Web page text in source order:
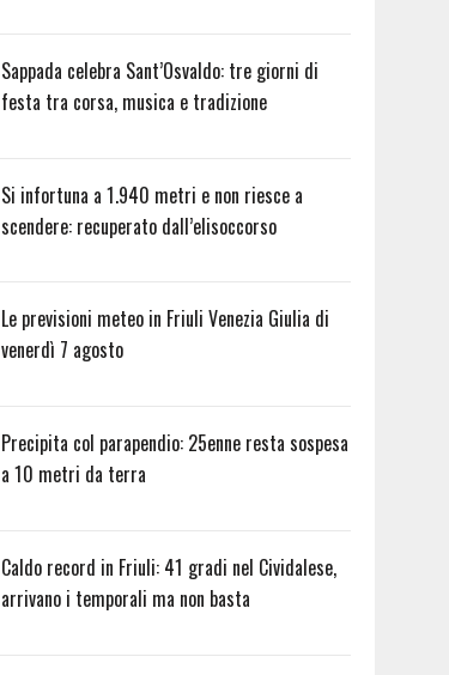
Sappada celebra Sant’Osvaldo: tre giorni di
festa tra corsa, musica e tradizione
Si infortuna a 1.940 metri e non riesce a
scendere: recuperato dall’elisoccorso
Le previsioni meteo in Friuli Venezia Giulia di
venerdì 7 agosto
Precipita col parapendio: 25enne resta sospesa
a 10 metri da terra
Caldo record in Friuli: 41 gradi nel Cividalese,
arrivano i temporali ma non basta